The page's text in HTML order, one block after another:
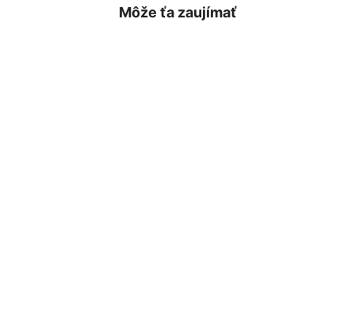
Môže ťa zaujímať